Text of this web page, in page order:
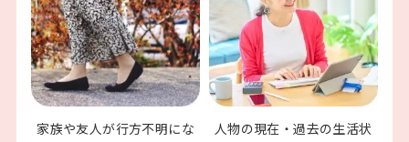
家族や友人が行方不明にな
人物の現在・過去の生活状